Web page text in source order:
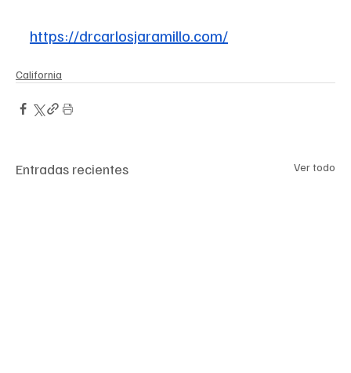
https://drcarlosjaramillo.com/
California
Entradas recientes Ver todo